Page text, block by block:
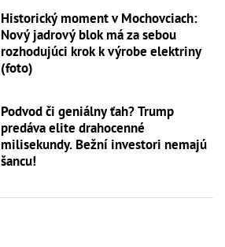
Historický moment v Mochovciach:
Nový jadrový blok má za sebou
rozhodujúci krok k výrobe elektriny
(foto)
Podvod či geniálny ťah? Trump
predáva elite drahocenné
milisekundy. Bežní investori nemajú
šancu!